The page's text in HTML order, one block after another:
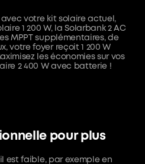
votre kit solaire actuel,
1 200 W, la Solarbank 2 AC
MPPT supplémentaires, de
votre foyer reçoit 1 200 W
les économies sur vos
2 400 W avec batterie !
pour plus
est faible, par exemple en